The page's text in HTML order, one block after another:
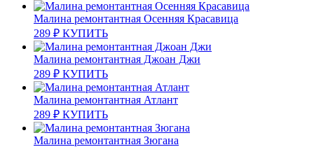
Малина ремонтантная Осенняя Красавица
289 ₽ КУПИТЬ
Малина ремонтантная Джоан Джи
289 ₽ КУПИТЬ
Малина ремонтантная Атлант
289 ₽ КУПИТЬ
Малина ремонтантная Зюгана